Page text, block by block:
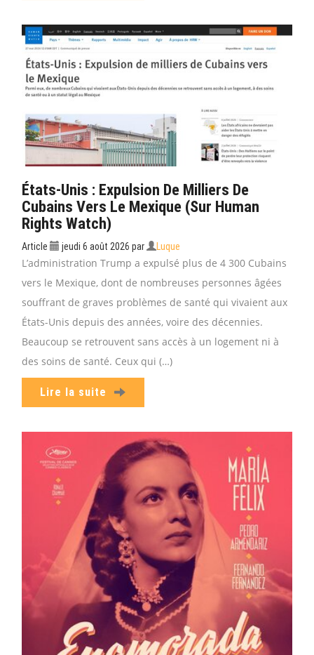
États-Unis : Expulsion De Milliers De
Cubains Vers Le Mexique (sur Human
Rights Watch)
Article jeudi 6 août 2026 par Luque
L’administration Trump a expulsé plus de 4 300 Cubains
vers le Mexique, dont de nombreuses personnes âgées
souffrant de graves problèmes de santé qui vivaient aux
États-Unis depuis des années, voire des décennies.
Beaucoup se retrouvent sans accès à un logement ni à
des soins de santé. Ceux qui (…)
Lire la suite